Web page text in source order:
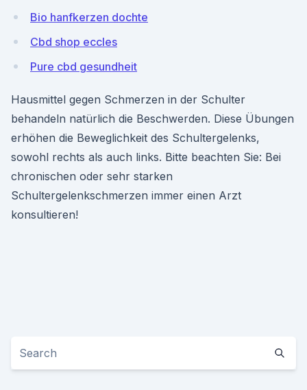
Bio hanfkerzen dochte
Cbd shop eccles
Pure cbd gesundheit
Hausmittel gegen Schmerzen in der Schulter
behandeln natürlich die Beschwerden. Diese Übungen
erhöhen die Beweglichkeit des Schultergelenks,
sowohl rechts als auch links. Bitte beachten Sie: Bei
chronischen oder sehr starken
Schultergelenkschmerzen immer einen Arzt
konsultieren!